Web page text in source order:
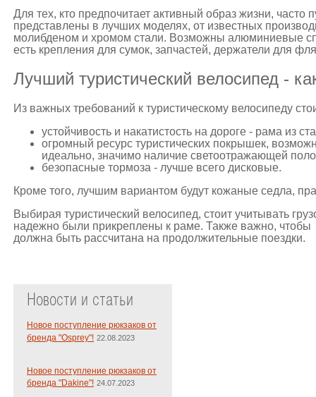
Для тех, кто предпочитает активный образ жизни, часто
представлены в лучших моделях, от известных
молибденом и хромом стали. Возможны алюминиевые
есть крепления для сумок, запчастей, держатели для
Лучший туристический велосипед -
Из важных требований к туристическому велосипеду
устойчивость и накатистость на дороге - рама из
огромный ресурс туристических покрышек,
идеально, значимо наличие светоотражающей
безопасные тормоза - лучше всего дисковые.
Кроме того, лучшим вариантом будут кожаные седла,
Выбирая туристический велосипед, стоит учитывать
надежно были прикреплены к раме. Также важно, чтобы
должна быть рассчитана на продолжительные поездки.
Новости и статьи
Новое поступление рюкзаков от
бренда "Osprey"! 22.08.2023
Новое поступление рюкзаков от
бренда "Dakine"! 24.07.2023